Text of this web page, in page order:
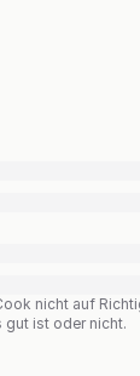
nicht auf
gut ist oder nicht.